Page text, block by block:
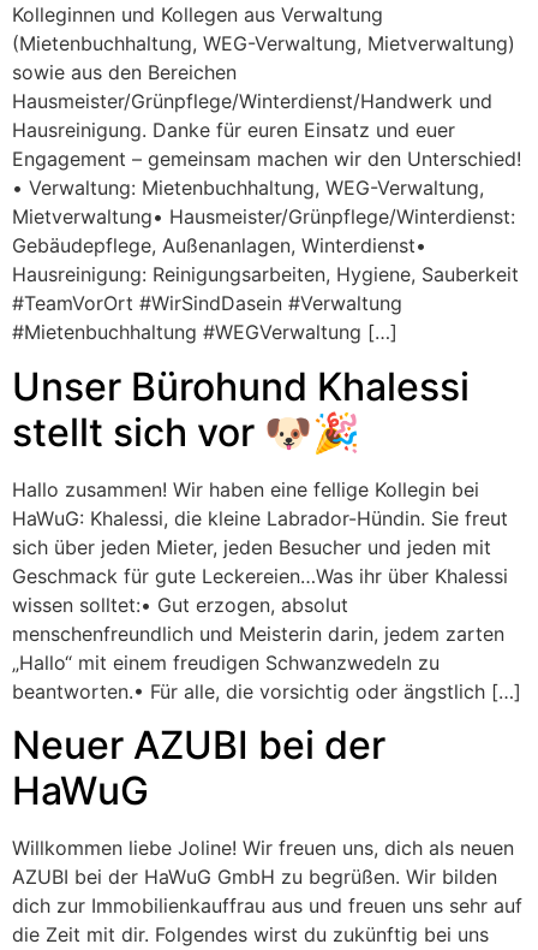
Kolleginnen und Kollegen aus Verwaltung
(Mietenbuchhaltung, WEG-Verwaltung, Mietverwaltung)
sowie aus den Bereichen
Hausmeister/Grünpflege/Winterdienst/Handwerk und
Hausreinigung. Danke für euren Einsatz und euer
Engagement – gemeinsam machen wir den Unterschied!
• Verwaltung: Mietenbuchhaltung, WEG-Verwaltung,
Mietverwaltung• Hausmeister/Grünpflege/Winterdienst:
Gebäudepflege, Außenanlagen, Winterdienst•
Hausreinigung: Reinigungsarbeiten, Hygiene, Sauberkeit
#TeamVorOrt #WirSindDasein #Verwaltung
#Mietenbuchhaltung #WEGVerwaltung […]
Unser Bürohund Khalessi
stellt sich vor 🐶🎉
Hallo zusammen! Wir haben eine fellige Kollegin bei
HaWuG: Khalessi, die kleine Labrador-Hündin. Sie freut
sich über jeden Mieter, jeden Besucher und jeden mit
Geschmack für gute Leckereien…Was ihr über Khalessi
wissen solltet:• Gut erzogen, absolut
menschenfreundlich und Meisterin darin, jedem zarten
„Hallo“ mit einem freudigen Schwanzwedeln zu
beantworten.• Für alle, die vorsichtig oder ängstlich […]
Neuer AZUBI bei der
HaWuG
Willkommen liebe Joline! Wir freuen uns, dich als neuen
AZUBI bei der HaWuG GmbH zu begrüßen. Wir bilden
dich zur Immobilienkauffrau aus und freuen uns sehr auf
die Zeit mit dir. Folgendes wirst du zukünftig bei uns